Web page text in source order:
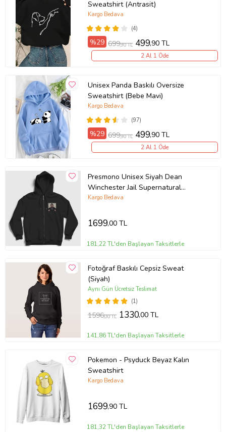
Sweatshirt (Antrasit)
(4)
Kargo Bedava
%29 699,90 TL 499,90 TL
2 Al 1 Öde
Unisex Panda Baskılı Oversize
Sweatshirt (Bebe Mavi)
(97)
Kargo Bedava
%29 699,90 TL 499,90 TL
2 Al 1 Öde
Presmono Unisex Siyah Dean
Winchester Jail Supernatural
Fermuarlı Kapüşonlu Sweatshirt
Kargo Bedava
1699,00 TL
181,22 TL'den Başlayan Taksitlerle
Fotoğraf Baskılı Cepsiz Sweat
(Siyah)
(1)
Aynı Gün Ücretsiz Teslimat
1596,00 TL 1330,00 TL
141,86 TL'den Başlayan Taksitlerle
Pokemon - Psyduck Beyaz Kalın
Sweatshirt
Kargo Bedava
1699,90 TL
181,32 TL'den Başlayan Taksitlerle